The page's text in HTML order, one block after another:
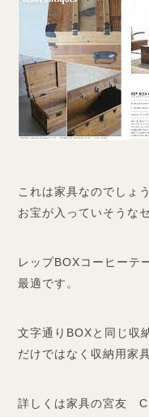
これは家具なのでしょう
お宝が入っていそうな
レップBOXコーヒーテ
最適です。
文字通りBOXと同じ収
だけではなく収納用家
詳しくは家具の宮友